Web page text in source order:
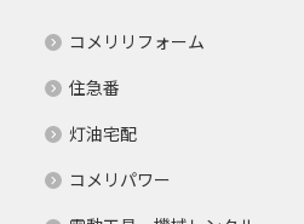
コメリリフォーム
住急番
灯油宅配
コメリパワー